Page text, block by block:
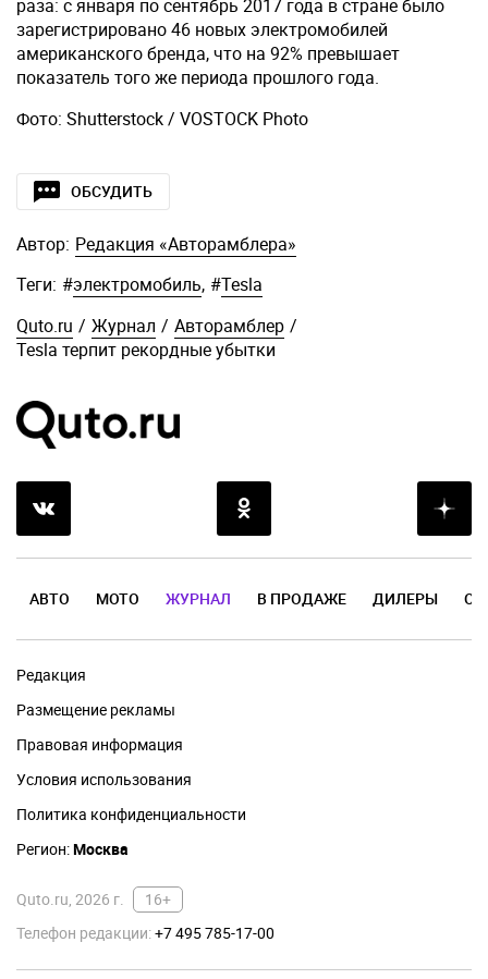
раза: с января по сентябрь 2017 года в стране было
зарегистрировано 46 новых электромобилей
американского бренда, что на 92% превышает
показатель того же периода прошлого года.
Фото: Shutterstock / VOSTOCK Photo
ОБСУДИТЬ
Автор: Редакция «Авторамблера»
Теги: #электромобиль, #Tesla
Quto.ru / Журнал / Авторамблер /
Tesla терпит рекордные убытки
АВТО МОТО ЖУРНАЛ В ПРОДАЖЕ ДИЛЕРЫ
Редакция
Размещение рекламы
Правовая информация
Условия использования
Политика конфиденциальности
Регион:Москва
Quto.ru, 2026 г.
16+
Телефон редакции:+7 495 785-17-00